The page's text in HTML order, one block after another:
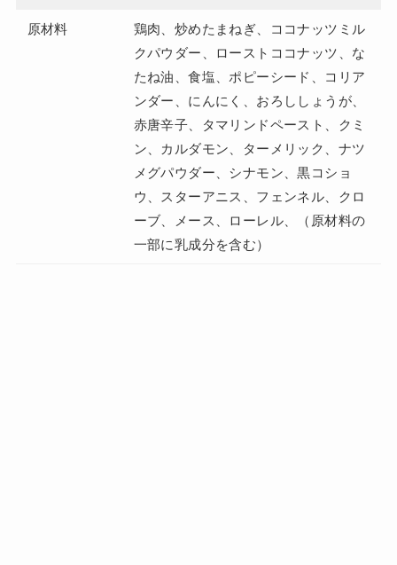
原材料
鶏肉、炒めたまねぎ、ココナッツミル
クパウダー、ローストココナッツ、な
たね油、食塩、ポピーシード、コリア
ンダー、にんにく、おろししょうが、
赤唐辛子、タマリンドペースト、クミ
ン、カルダモン、ターメリック、ナツ
メグパウダー、シナモン、黒コショ
ウ、スターアニス、フェンネル、クロ
ーブ、メース、ローレル、（原材料の
一部に乳成分を含む）